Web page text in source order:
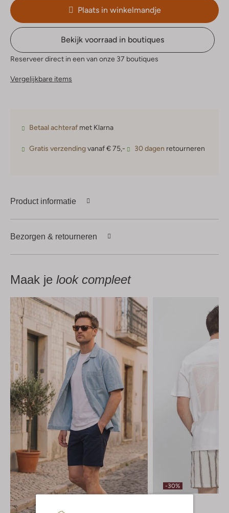
Plaats in winkelmandje
Bekijk voorraad in boutiques
Reserveer direct in een van onze 37 boutiques
Vergelijkbare items
Betaal achteraf met Klarna
Gratis verzendingvanaf € 75,- 30 dagen retourneren
Product informatie
Bezorgen & retourneren
Maak je look compleet
-30%